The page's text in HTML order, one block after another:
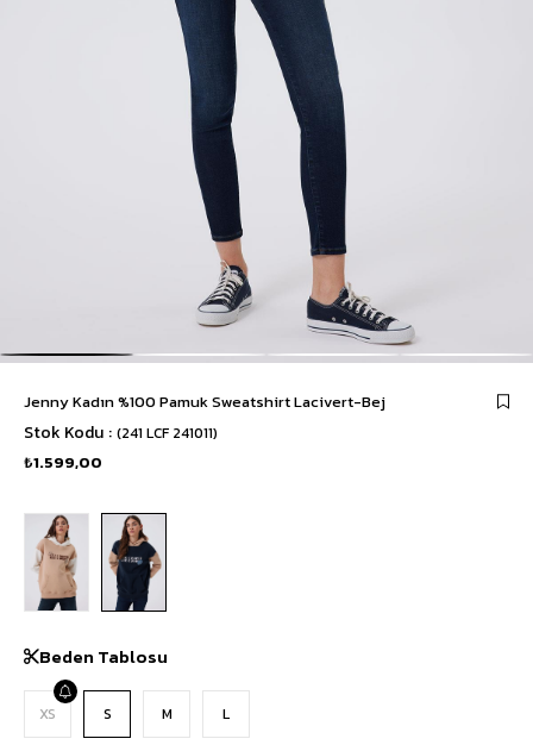
Jenny Kadın %100 Pamuk Sweatshirt Lacivert-Bej
Stok Kodu (241 LCF 241011)
₺1.599,00
Beden Tablosu
XS S M L